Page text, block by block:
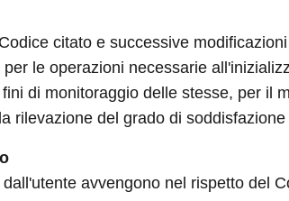
citato e successive
le operazioni necessarie
di monitoraggio delle stesse, per il
rilevazione del grado di
avvengono nel rispetto del